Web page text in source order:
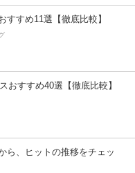
すすめ11選【徹底比較】
おすすめ40選【徹底比較】
ら、ヒットの推移をチェッ